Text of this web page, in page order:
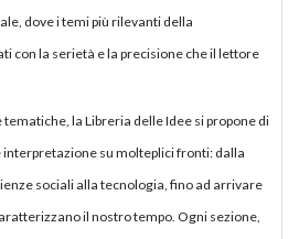
dove i temi più rilevanti della
con la serietà e la precisione che il lettore
la Libreria delle Idee si propone di
interpretazione su molteplici fronti: dalla
sociali alla tecnologia, fino ad arrivare
il nostro tempo. Ogni sezione,